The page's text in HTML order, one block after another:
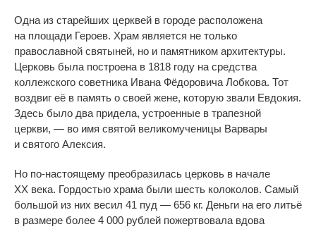
Одна из старейших церквей в городе расположена
на площади Героев. Храм является не только
православной святыней, но и памятником архитектуры.
Церковь была построена в 1818 году на средства
коллежского советника Ивана Фёдоровича Лобкова. Тот
воздвиг её в память о своей жене, которую звали Евдокия.
Здесь было два придела, устроенные в трапезной
церкви, — во имя святой великомученицы Варвары
и святого Алексия.
Но по-настоящему преобразилась церковь в начале
XX века. Гордостью храма были шесть колоколов. Самый
большой из них весил 41 пуд — 656 кг. Деньги на его литьё
в размере более 4 000 рублей пожертвовала вдова